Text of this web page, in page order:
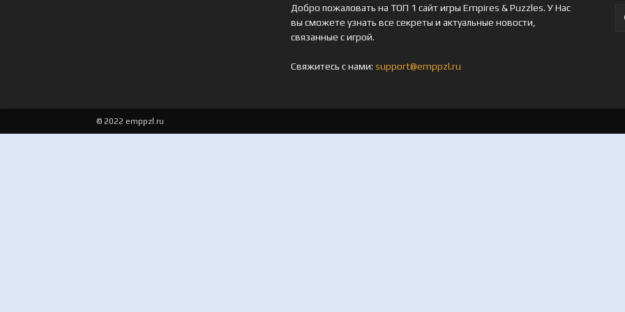
Добро пожаловать на ТОП 1 сайт игры Empires & Puzzles. У Нас
вы сможете узнать все секреты и актуальные новости,
связанные с игрой.
Свяжитесь с нами: support@emppzl.ru
© 2022 emppzl.ru